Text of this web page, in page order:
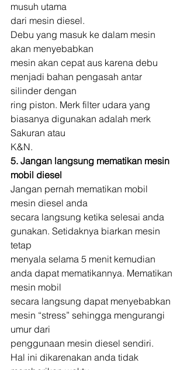
musuh utama
dari mesin diesel.
Debu yang masuk ke dalam mesin
akan menyebabkan
mesin akan cepat aus karena debu
menjadi bahan pengasah antar
silinder dengan
ring piston. Merk filter udara yang
biasanya digunakan adalah merk
Sakuran atau
K&N.
5. Jangan langsung mematikan mesin
mobil diesel
Jangan pernah mematikan mobil
mesin diesel anda
secara langsung ketika selesai anda
gunakan. Setidaknya biarkan mesin
tetap
menyala selama 5 menit kemudian
anda dapat mematikannya. Mematikan
mesin mobil
secara langsung dapat menyebabkan
mesin “stress” sehingga mengurangi
umur dari
penggunaan mesin diesel sendiri.
Hal ini dikarenakan anda tidak